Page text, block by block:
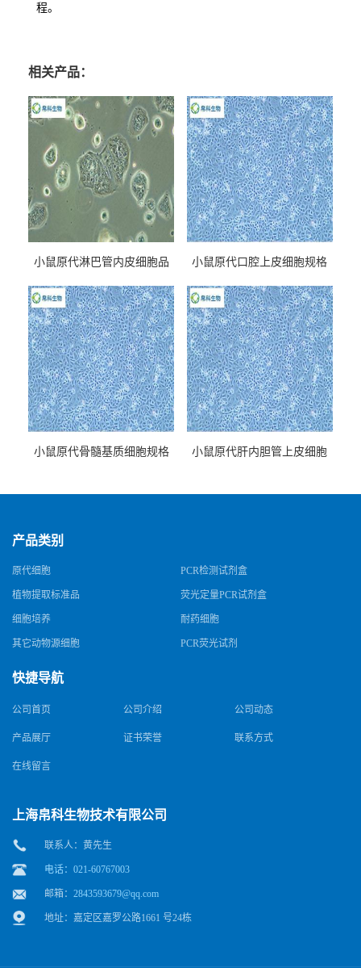
程。
相关产品：
小鼠原代淋巴管内皮细胞品
小鼠原代口腔上皮细胞规格
小鼠原代骨髓基质细胞规格
小鼠原代肝内胆管上皮细胞
产品类别
原代细胞 PCR检测试剂盒
植物提取标准品 荧光定量PCR试剂盒
细胞培养 耐药细胞
其它动物源细胞 PCR荧光试剂
快捷导航
公司首页 公司介绍 公司动态
产品展厅 证书荣誉 联系方式
在线留言
上海帛科生物技术有限公司
联系人：黄先生
电话：021-60767003
邮箱： 2843593679@qq.com
地址：嘉定区嘉罗公路1661 号24栋